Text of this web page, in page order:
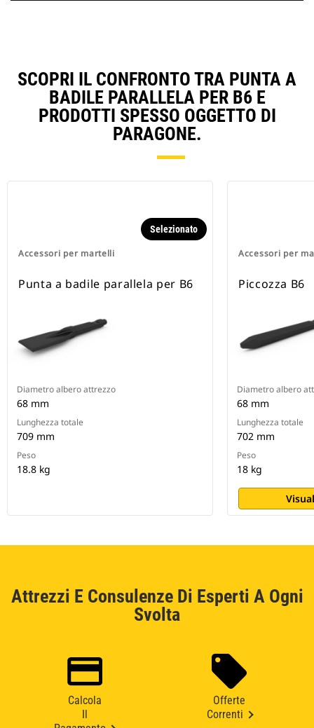
SCOPRI IL CONFRONTO TRA PUNTA A
BADILE PARALLELA PER B6 E
PRODOTTI SPESSO OGGETTO DI
PARAGONE.
Accessori per martelli
Selezionato
Punta a badile parallela per B6
Diametro albero attrezzo
68 mm
Lunghezza totale
709 mm
Peso
18.8 kg
Accessori per
Piccozza B6
Diametro albero
68 mm
Lunghezza totale
702 mm
Peso
18 kg
Attrezzi E Consulenze Di Esperti A Ogni
Svolta
Calcola
Offerte
Correnti